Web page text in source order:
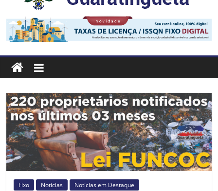
Guaratinguetá realizará ação de vacinação contra a Febre
Amarela na região da Rocinha
Prefeitura
Estância
Turística
Guaratinguetá
Prefeitura
Estância
Turística
Guaratinguetá
Fixo Notícias Notícias em Destaque